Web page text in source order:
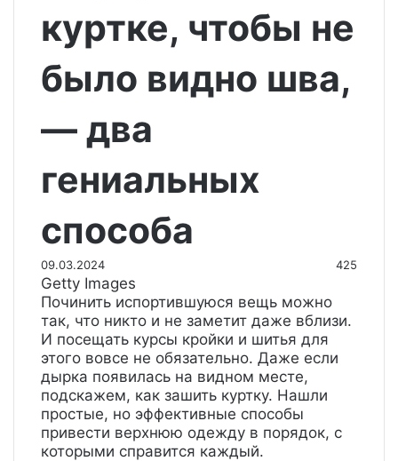
куртке, чтобы не
было видно шва,
— два
гениальных
способа
09.03.2024 425
Getty Images
Починить испортившуюся вещь можно
так, что никто и не заметит даже вблизи.
И посещать курсы кройки и шитья для
этого вовсе не обязательно. Даже если
дырка появилась на видном месте,
подскажем, как зашить куртку. Нашли
простые, но эффективные способы
привести верхнюю одежду в порядок, с
которыми справится каждый.